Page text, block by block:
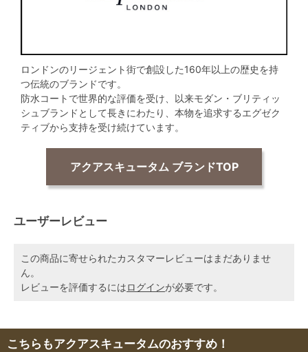
ロンドンのリージェント街で創設した160年以上の歴史を持
つ伝統のブランドです。
防水コートで世界的な評価を受け、以来モダン・ブリティッ
シュブランドとして長きにわたり、本物を追求するエグゼク
ティブから支持を受け続けています。
アクアスキュータム ブランドTOP
ユーザーレビュー
この商品に寄せられたカスタマーレビューはまだありませ
ん。
レビューを評価するにはログインが必要です。
こちらもアクアスキュータムのおすすめ！